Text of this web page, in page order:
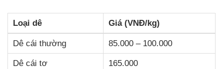
Loại dê Giá (VNĐ/kg)
Dê cái thường 85.000 – 100.000
Dê cái tơ 165.000